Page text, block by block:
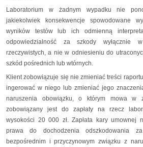
Laboratorium w żadnym wypadku nie
jakiekolwiek konsekwencje spowodowane
wyników testów lub ich odmienną
odpowiedzialność za szkody wyłącznie
rzeczywistych, a nie w odniesieniu do
szkód pośrednich lub wtórnych.
Klient zobowiązuje się nie zmieniać treści
ingerować w niego lub zmieniać jego
naruszenia obowiązku, o którym mowa w
zobowiązany jest do zapłaty na rzecz
wysokości 20 000 zł. Zapłata kary umownej
prawa do dochodzenia odszkodowania
bezpośrednim i przyczynowym związku z